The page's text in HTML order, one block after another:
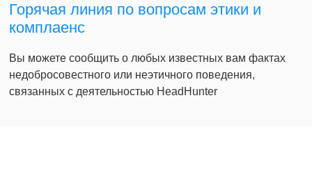
Горячая линия по вопросам этики и
комплаенс
Вы можете сообщить о любых известных вам фактах
недобросовестного или неэтичного поведения,
связанных с деятельностью HeadHunter